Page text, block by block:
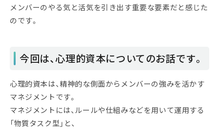
メンバーのやる気と活気を引き出す重要な要素だと感じた
のです。
今回は、心理的資本についてのお話です。
心理的資本は、精神的な側面からメンバーの強みを活かす
マネジメントです。
マネジメントには、ルールや仕組みなどを用いて運用する
「物質タスク型」と、